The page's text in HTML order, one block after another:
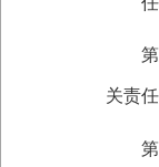
第
关责
第